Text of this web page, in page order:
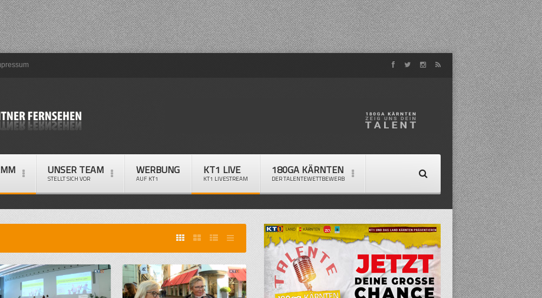
UNSER TEAM
STELLT SICH VOR
WERBUNG
AUF KT1
KT1 LIVE
KT1 LIVESTREAM
180GA KÄRNTEN
DER TALENTEWETTBEWERB